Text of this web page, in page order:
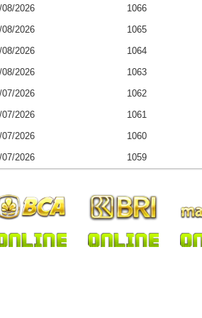
08/2026 1066
08/2026
1065
08/2026
1064
08/2026
1063
07/2026
1062
07/2026
1061
07/2026
1060
07/2026
1059